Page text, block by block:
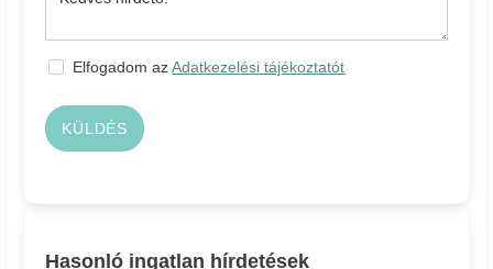
Elfogadom azAdatkezelési tájékoztatót
KÜLDÉS
Hasonló ingatlan hírdetések